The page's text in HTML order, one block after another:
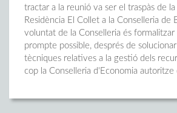
tractar a la reunió va ser el traspàs de
Residència El Collet a la Conselleria de
voluntat de la Conselleria és formalitzar
prompte possible, després de
tècniques relatives a la gestió dels
cop la Conselleria d'Economia autoritze